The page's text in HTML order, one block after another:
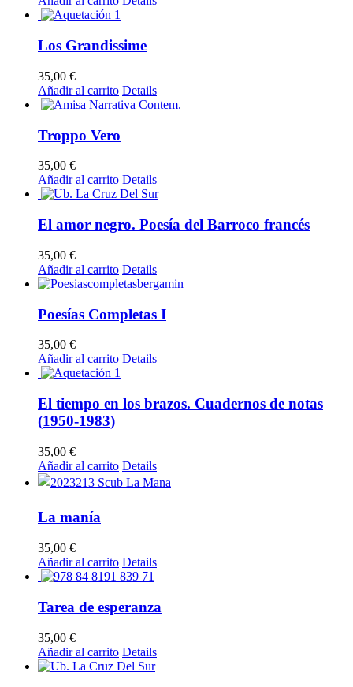
Los Grandissime
35,00 €
Añadir al carrito Details
Troppo Vero
35,00 €
Añadir al carrito Details
El amor negro. Poesía del Barroco francés
35,00 €
Añadir al carrito Details
Poesías Completas I
35,00 €
Añadir al carrito Details
El tiempo en los brazos. Cuadernos de notas
(1950-1983)
35,00 €
Añadir al carrito Details
La manía
35,00 €
Añadir al carrito Details
Tarea de esperanza
35,00 €
Añadir al carrito Details